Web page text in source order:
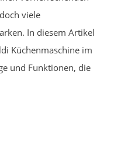
viele
In diesem Artikel
Küchenmaschine im
und Funktionen, die